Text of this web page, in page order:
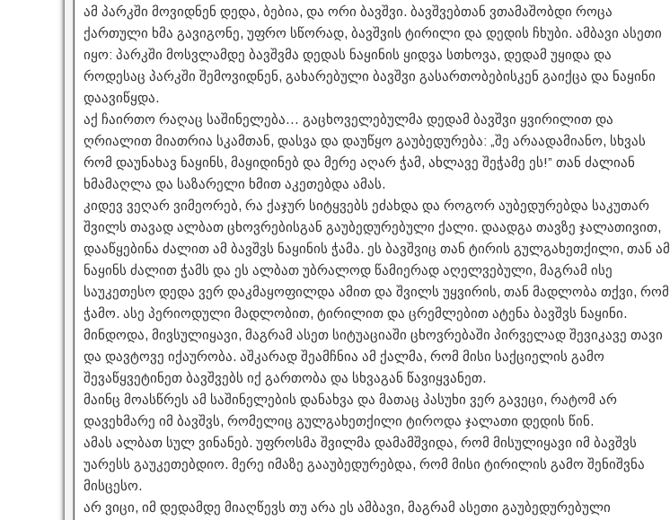
ამ პარკში მოვიდნენ დედა, ბებია, და ორი ბავშვი. ბავშვებთან ვთამაშობდი როცა
ქართული ხმა გავიგონე, უფრო სწორად, ბავშვის ტირილი და დედის ჩხუბი. ამბავი ასეთი
იყო: პარკში მოსვლამდე ბავშვმა დედას ნაყინის ყიდვა სთხოვა, დედამ უყიდა და
როდესაც პარკში შემოვიდნენ, გახარებული ბავშვი გასართობებისკენ გაიქცა და ნაყინი
დაავიწყდა.
აქ ჩაირთო რაღაც საშინელება… გაცხოველებულმა დედამ ბავშვი ყვირილით და
ღრიალით მიათრია სკამთან, დასვა და დაუწყო გაუბედურება: „შე არაადამიანო, სხვას
რომ დაუნახავ ნაყინს, მაყიდინებ და მერე აღარ ჭამ, ახლავე შეჭამე ეს!” თან ძალიან
ხმამაღლა და საზარელი ხმით აკეთებდა ამას.
კიდევ ვეღარ ვიმეორებ, რა ქაჯურ სიტყვებს ეძახდა და როგორ აუბედურებდა საკუთარ
შვილს თავად ალბათ ცხოვრებისგან გაუბედურებული ქალი. დაადგა თავზე ჯალათივით,
დააწყებინა ძალით ამ ბავშვს ნაყინის ჭამა. ეს ბავშვიც თან ტირის გულგახეთქილი, თან ამ
ნაყინს ძალით ჭამს და ეს ალბათ უბრალოდ წამიერად აღელვებული, მაგრამ ისე
საუკეთესო დედა ვერ დაკმაყოფილდა ამით და შვილს უყვირის, თან მადლობა თქვი, რომ
ჭამო. ასე პერიოდული მადლობით, ტირილით და ცრემლებით ატენა ბავშვს ნაყინი.
მინდოდა, მივსულიყავი, მაგრამ ასეთ სიტუაციაში ცხოვრებაში პირველად შევიკავე თავი
და დავტოვე იქაურობა. აშკარად შეამჩნია ამ ქალმა, რომ მისი საქციელის გამო
შევაწყვეტინეთ ბავშვებს იქ გართობა და სხვაგან წავიყვანეთ.
მაინც მოასწრეს ამ საშინელების დანახვა და მათაც პასუხი ვერ გავეცი, რატომ არ
დავეხმარე იმ ბავშვს, რომელიც გულგახეთქილი ტიროდა ჯალათი დედის წინ.
ამას ალბათ სულ ვინანებ. უფროსმა შვილმა დამამშვიდა, რომ მისულიყავი იმ ბავშვს
უარესს გაუკეთებდიო. მერე იმაზე გააუბედურებდა, რომ მისი ტირილის გამო შენიშვნა
მისცესო.
არ ვიცი, იმ დედამდე მიაღწევს თუ არა ეს ამბავი, მაგრამ ასეთი გაუბედურებული